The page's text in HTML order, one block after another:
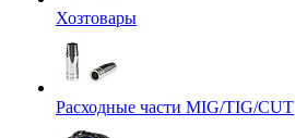
Хозтовары
Расходные части MIG/TIG/CUT